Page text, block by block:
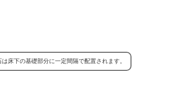
床下の基礎部分に一定間隔で配置されます。